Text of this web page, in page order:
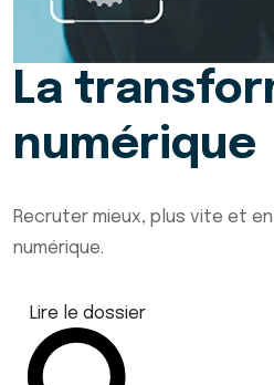
La
numérique
Recruter mieux, plus vite et
numérique.
Lire le dossier